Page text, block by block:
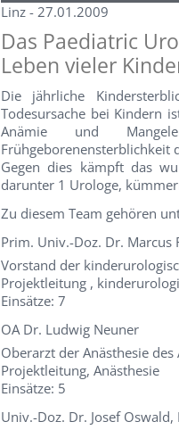
Linz - 27.01.2009
Das Paediatric
Leben vieler
Die jährliche
Todesursache bei Kindern
Anämie und
Frühgeborenensterblichkeit
Gegen dies kämpft das
darunter 1 Urologe,
Zu diesem Team gehören
Prim. Univ.-Doz. Dr. Marcus
Vorstand der
Projektleitung ,
Einsätze: 7
OA Dr. Ludwig Neuner
Oberarzt der Anästhesie des
Projektleitung, Anästhesie
Einsätze: 5
Univ.-Doz. Dr. Josef Oswald,